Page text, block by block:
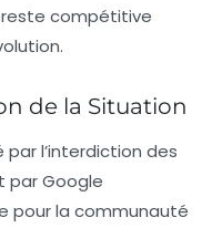
reste compétitive
de la Situation
l’interdiction des
par Google
pour la communauté